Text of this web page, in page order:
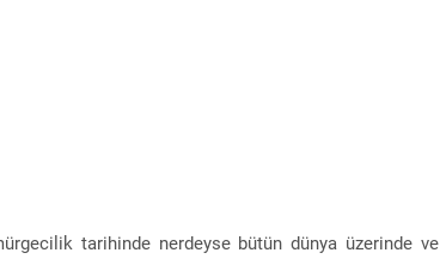
tarihinde nerdeyse bütün dünya üzerinde ve